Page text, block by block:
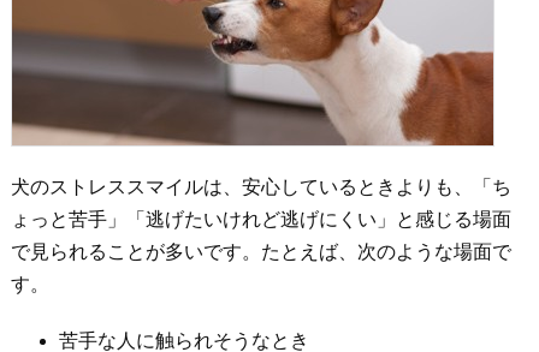
犬のストレススマイルは、安心しているときよりも、「ち
ょっと苦手」「逃げたいけれど逃げにくい」と感じる場面
で見られることが多いです。たとえば、次のような場面で
す。
苦手な人に触られそうなとき